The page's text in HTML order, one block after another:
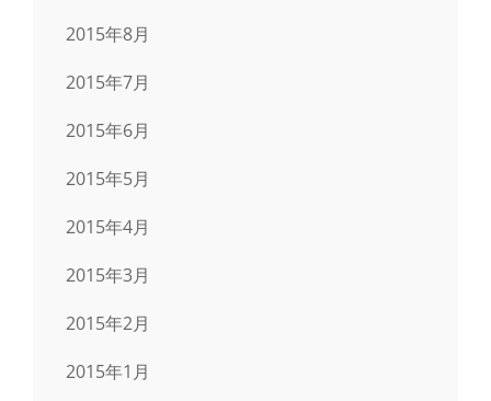
2015年8月
2015年7月
2015年6月
2015年5月
2015年4月
2015年3月
2015年2月
2015年1月